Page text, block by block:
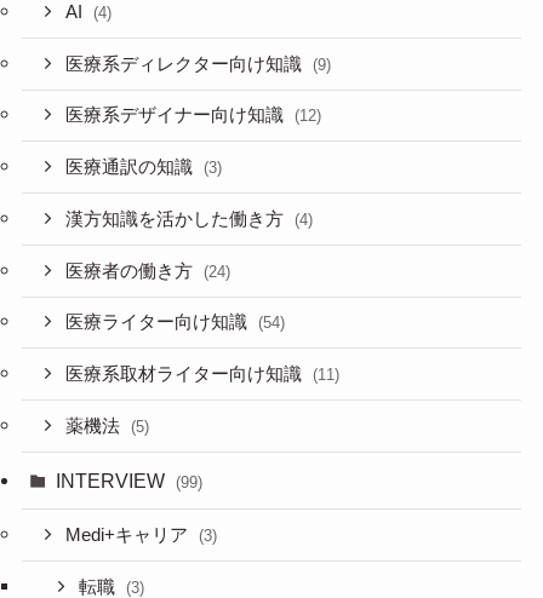
AI (4)
医療系ディレクター向け知識 (9)
医療系デザイナー向け知識 (12)
医療通訳の知識 (3)
漢方知識を活かした働き方 (4)
医療者の働き方 (24)
医療ライター向け知識 (54)
医療系取材ライター向け知識 (11)
薬機法 (5)
INTERVIEW (99)
Medi+キャリア (3)
転職 (3)